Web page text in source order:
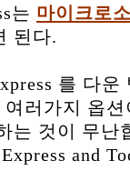
는 마이크로
된다.
를 다
여러가지 옵
는 것이 무난
and